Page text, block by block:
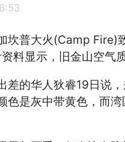
普大火(Camp Fire)致
料显示，旧金山空气
华人狄睿19日说，
色是灰中带黄色，而